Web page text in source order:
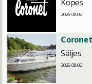
Köpes
2026-08-02
Säljes
2026-08-02